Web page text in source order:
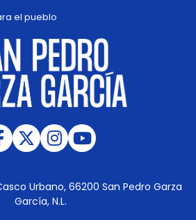
el pueblo
Urbano, 66200 San Pedro Garza
García, N.L.